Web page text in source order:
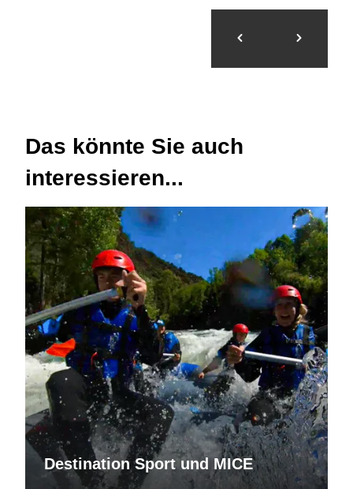
Das könnte Sie auch
interessieren...
Destination Sport und MICE